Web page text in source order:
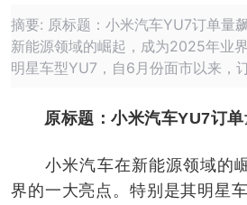
摘要: 原标题：小米汽车YU7订单量
新能源领域的崛起，成为2025年业
明星车型YU7，自6月份面市以来，
原标题：小米汽车YU7订单
小米汽车在新能源领域的
界的一大亮点。特别是其明星